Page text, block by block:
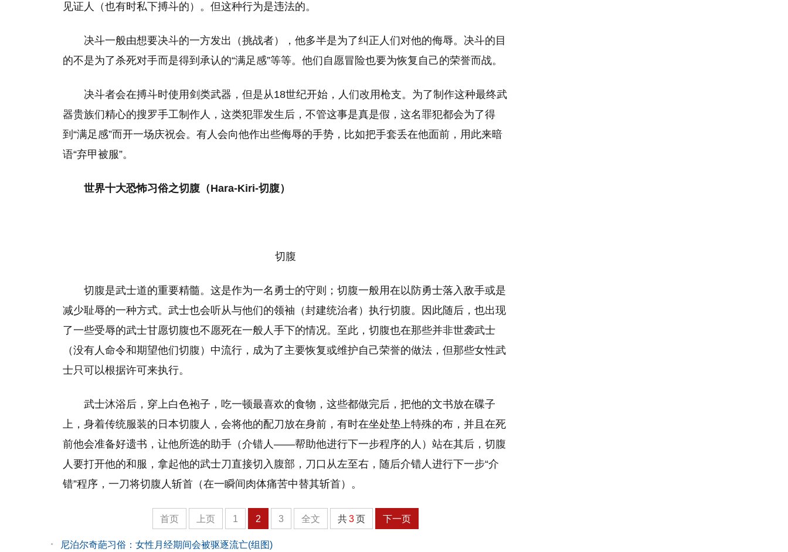
见证人（也有时私下搏斗的）。但这种行为是违法的。
决斗一般由想要决斗的一方发出（挑战者），他多半是为了纠正人们对他的侮辱。决斗的目
的不是为了杀死对手而是得到承认的“满足感”等等。他们自愿冒险也要为恢复自己的荣誉而战。
决斗者会在搏斗时使用剑类武器，但是从18世纪开始，人们改用枪支。为了制作这种最终武
器贵族们精心的搜罗手工制作人，这类犯罪发生后，不管这事是真是假，这名罪犯都会为了得
到“满足感”而开一场庆祝会。有人会向他作出些侮辱的手势，比如把手套丢在他面前，用此来暗
语“弃甲被服”。
世界十大恐怖习俗之切腹（Hara-Kiri-切腹）
切腹
切腹是武士道的重要精髓。这是作为一名勇士的守则；切腹一般用在以防勇士落入敌手或是
减少耻辱的一种方式。武士也会听从与他们的领袖（封建统治者）执行切腹。因此随后，也出现
了一些受辱的武士甘愿切腹也不愿死在一般人手下的情况。至此，切腹也在那些并非世袭武士
（没有人命令和期望他们切腹）中流行，成为了主要恢复或维护自己荣誉的做法，但那些女性武
士只可以根据许可来执行。
武士沐浴后，穿上白色袍子，吃一顿最喜欢的食物，这些都做完后，把他的文书放在碟子
上，身着传统服装的日本切腹人，会将他的配刀放在身前，有时在坐处垫上特殊的布，并且在死
前他会准备好遗书，让他所选的助手（介错人——帮助他进行下一步程序的人）站在其后，切腹
人要打开他的和服，拿起他的武士刀直接切入腹部，刀口从左至右，随后介错人进行下一步“介
错”程序，一刀将切腹人斩首（在一瞬间肉体痛苦中替其斩首）。
首页 上页 1 2 3 全文 共3页 下一页
尼泊尔奇葩习俗：女性月经期间会被驱逐流亡(组图)